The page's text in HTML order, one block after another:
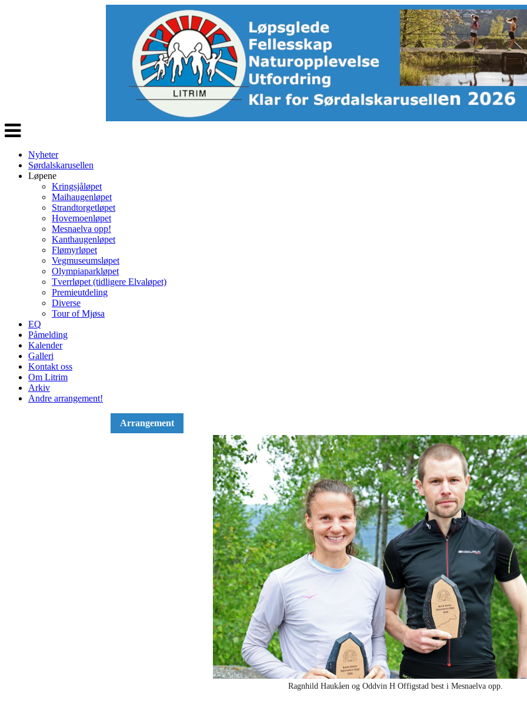
Veksle
navigasjon
Nyheter
Sørdalskarusellen
Løpene
Kringsjåløpet
Maihaugenløpet
Strandtorgetløpet
Hovemoenløpet
Mesnaelva opp!
Kanthaugenløpet
Flømyrløpet
Vegmuseumsløpet
Olympiaparkløpet
Tverrløpet (tidligere Elvaløpet)
Premieutdeling
Diverse
Tour of Mjøsa
EQ
Påmelding
Kalender
Galleri
Kontakt oss
Om Litrim
Arkiv
Andre arrangement!
Ragnhild Haukåen og Oddvin H Offigstad best i Mesnaelva opp.
Arrangement
Arrangement
Arrangement
Arrangement
Arrangement